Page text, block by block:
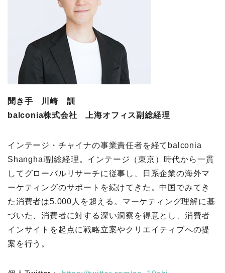
聞き手 川崎 訓
balconia株式会社 上海オフィス副総経理
インテージ・チャイナの事業責任者を経てbalconia
Shanghai副総経理。インテージ（東京）時代から一貫
してグローバルリサーチに従事し、日系企業の海外マ
ーケティングのサポートを続けてきた。中国でみてき
た消費者は5,000人を超える。マーケティング理解に基
づいた、消費者に対する深い洞察を得意とし、消費者
インサイトを起点に戦略立案やクリエイティブへの提
案を行う。